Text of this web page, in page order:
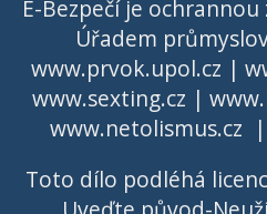
E-Bezpečí je
Úřadem
www.prvok.upol.cz |
www.sexting.cz |
www.netolismus.cz |
Toto dílo podléhá